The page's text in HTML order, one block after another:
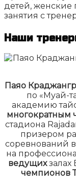
детей,
занятия с
Наши
Паяо
по «Муай-
академию
многократным
стадиона
призером
соревнований
на
ведущихзалах
чемпионов